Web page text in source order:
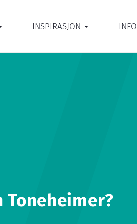
INSPIRASJON INFO
Toneheimer?